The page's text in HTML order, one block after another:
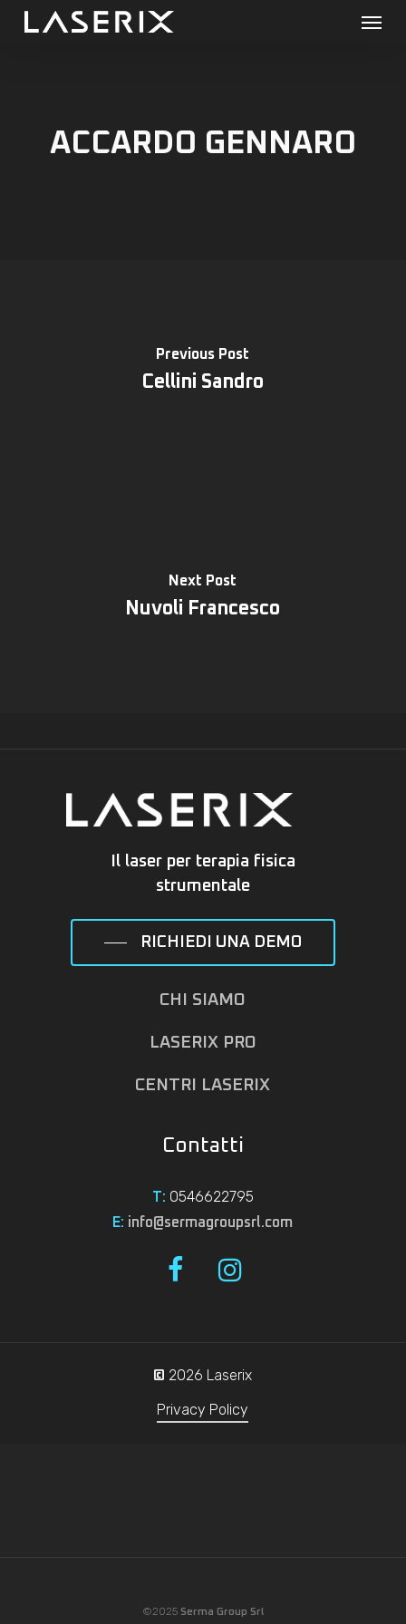
Skip
Menu
ACCARDO GENNARO
Previous Post
Cellini Sandro
Next Post
Nuvoli Francesco
Il laser per terapia fisica
strumentale
RICHIEDI UNA DEMO
CHI SIAMO
LASERIX PRO
CENTRI LASERIX
Contatti
T: 0546622795
E: info@sermagroupsrl.com
© 2026 Laserix
Privacy Policy
©2025 Serma Group Srl